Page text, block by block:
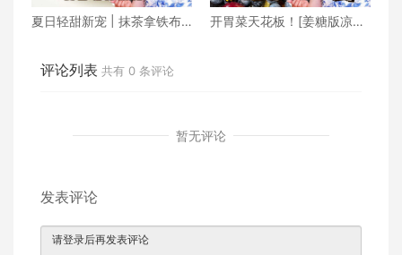
夏日轻甜新宠 | 抹茶拿铁布
开胃菜天花板！[姜糖版凉拌
评论列表 共有 0 条评论
暂无评论
发表评论